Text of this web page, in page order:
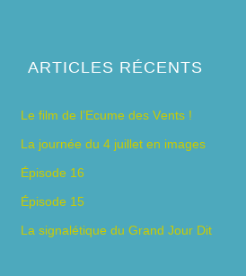
ARTICLES RÉCENTS
Le film de l’Ecume des Vents !
La journée du 4 juillet en images
Épisode 16
Épisode 15
La signalétique du Grand Jour Dit